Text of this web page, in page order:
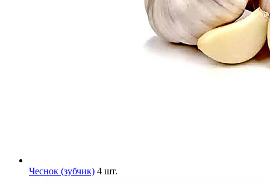
Чеснок (зубчик) 4 шт.